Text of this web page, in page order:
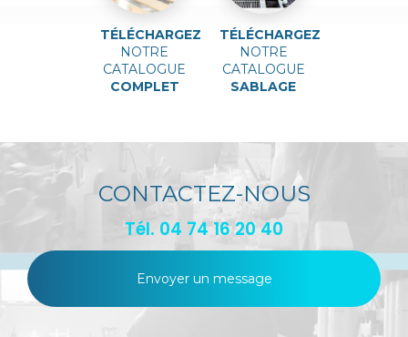
TÉLÉCHARGEZ
NOTRE
CATALOGUE
COMPLET
TÉLÉCHARGEZ
NOTRE
CATALOGUE
SABLAGE
CONTACTEZ-NOUS
Tél. 04 74 16 20 40
Envoyer un message